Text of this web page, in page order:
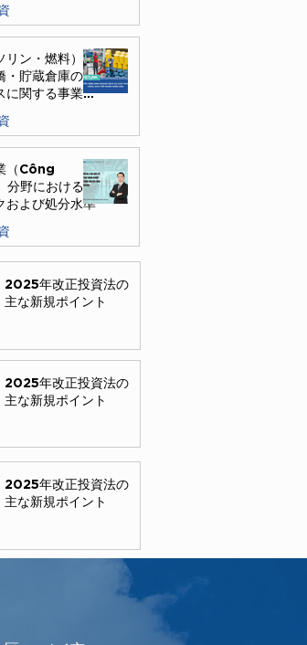
リン・燃料）受
・貯蔵倉庫の賃
に関する事業条
（Công
野における企
および処分水準
5日
2025年改正投資法の
主な新規ポイント
2025年改正投資法の
主な新規ポイント
2025年改正投資法の
主な新規ポイント